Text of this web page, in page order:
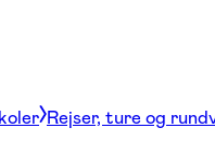
Rejser, ture og